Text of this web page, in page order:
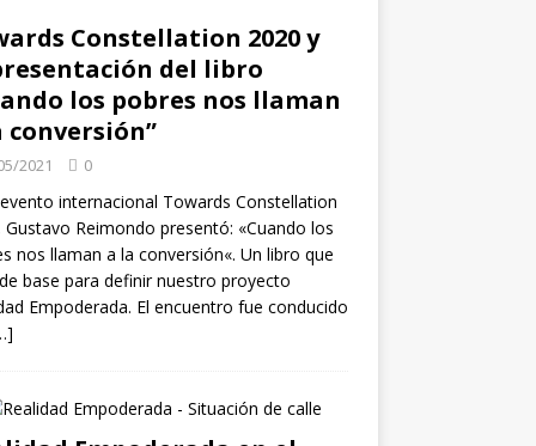
Constellation 2020 y
del libro
los pobres nos llaman
conversión”
2021 0
internacional Towards Constellation
Gustavo Reimondo presentó: «Cuando los
nos llaman a la conversión«. Un libro que
base para definir nuestro proyecto
Empoderada. El encuentro fue conducido